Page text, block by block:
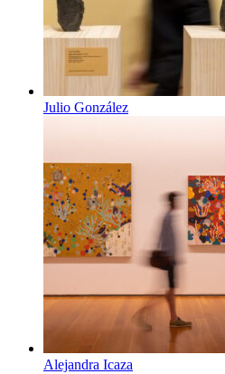
Julio González
Alejandra Icaza